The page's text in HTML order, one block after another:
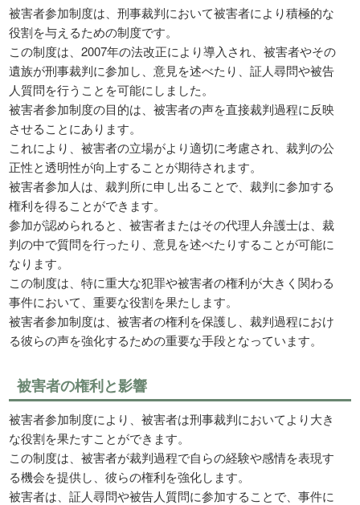
被害者参加制度は、刑事裁判において被害者により積極的な
役割を与えるための制度です。
この制度は、2007年の法改正により導入され、被害者やその
遺族が刑事裁判に参加し、意見を述べたり、証人尋問や被告
人質問を行うことを可能にしました。
被害者参加制度の目的は、被害者の声を直接裁判過程に反映
させることにあります。
これにより、被害者の立場がより適切に考慮され、裁判の公
正性と透明性が向上することが期待されます。
被害者参加人は、裁判所に申し出ることで、裁判に参加する
権利を得ることができます。
参加が認められると、被害者またはその代理人弁護士は、裁
判の中で質問を行ったり、意見を述べたりすることが可能に
なります。
この制度は、特に重大な犯罪や被害者の権利が大きく関わる
事件において、重要な役割を果たします。
被害者参加制度は、被害者の権利を保護し、裁判過程におけ
る彼らの声を強化するための重要な手段となっています。
被害者の権利と影響
被害者参加制度により、被害者は刑事裁判においてより大き
な役割を果たすことができます。
この制度は、被害者が裁判過程で自らの経験や感情を表現す
る機会を提供し、彼らの権利を強化します。
被害者は、証人尋問や被告人質問に参加することで、事件に